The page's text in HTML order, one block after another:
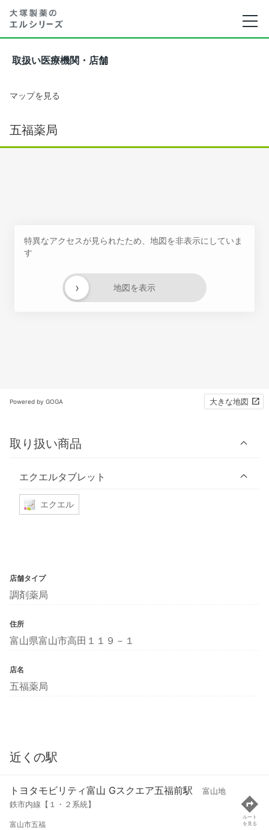
取扱い医療機関・店舗
マップを見る
五福薬局
特異なアクセスが見られたため、地図を非表示にしていま
す
地図を表示
›
Powered by GOGA 大きな地図
取り扱い商品
エクエルタブレット
エクエル
店舗タイプ
調剤薬局
住所
富山県富山市高田１１９－１
店名
五福薬局
近くの駅
トヨタモビリティ富山 Gスクエア五福前駅
富山地
鉄市内線【１・２系統】
富山市五福
ルート
を見る